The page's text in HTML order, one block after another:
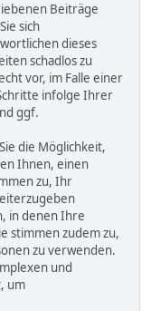
Beiträge
sich
dieses
schadlos zu
vor, im Falle einer
infolge Ihrer
ggf.
die Möglichkeit,
Ihnen, einen
zu, Ihr
in denen Ihre
stimmen zudem zu,
zu verwenden.
und
um